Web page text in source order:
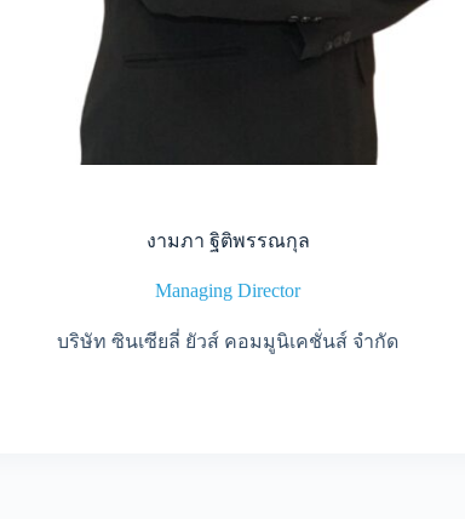
งามภา ฐิติพรรณกุล
Managing Director
บริษัท ซินเซียลี่ ยัวส์ คอมมูนิเคชั่นส์ จำกัด